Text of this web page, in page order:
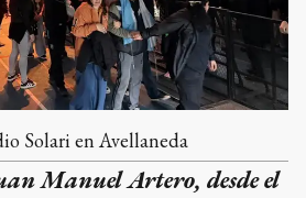
Solari en Avellaneda
Manuel Artero, desde el